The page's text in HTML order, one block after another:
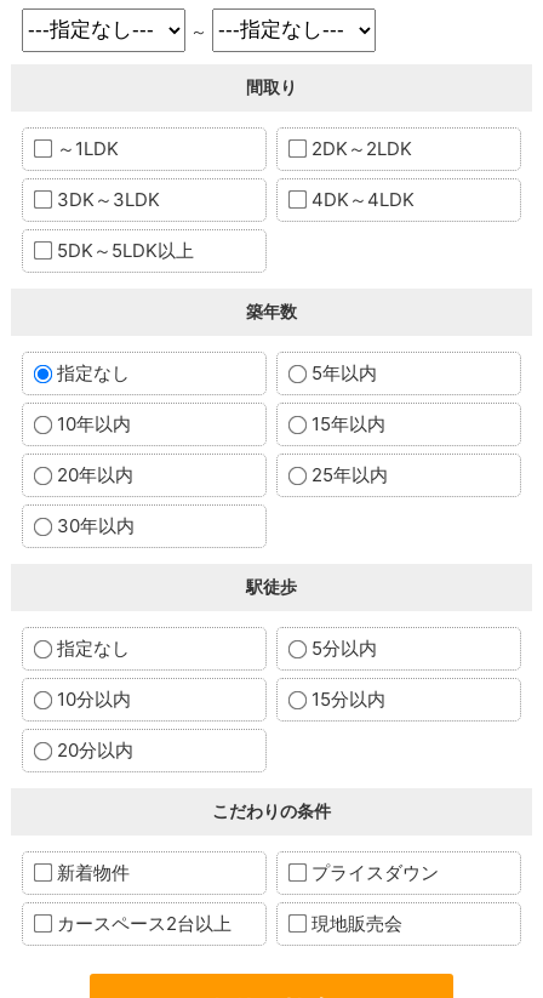
～
間取り
～1LDK 2DK～2LDK
3DK～3LDK 4DK～4LDK
5DK～5LDK以上
築年数
指定なし 5年以内
10年以内 15年以内
20年以内 25年以内
30年以内
駅徒歩
指定なし 5分以内
10分以内 15分以内
20分以内
こだわりの条件
新着物件 プライスダウン
カースペース2台以上 現地販売会